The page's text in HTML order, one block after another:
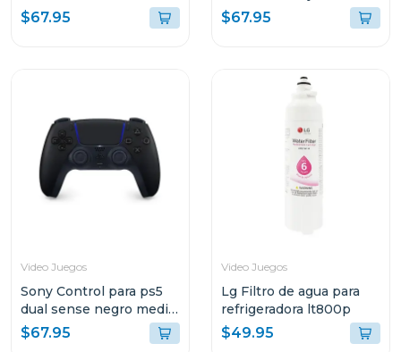
$67.95 $67.95
Video Juegos
Sony Control para ps5
dual sense negro media
noche
$67.95
Video Juegos
Lg Filtro de agua para
refrigeradora lt800p
$49.95